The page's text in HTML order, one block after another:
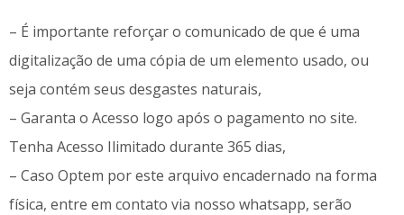
– É importante reforçar o comunicado de que é uma
digitalização de uma cópia de um elemento usado, ou
seja contém seus desgastes naturais,
– Garanta o Acesso logo após o pagamento no site.
Tenha Acesso Ilimitado durante 365 dias,
– Caso Optem por este arquivo encadernado na forma
física, entre em contato via nosso whatsapp, serão